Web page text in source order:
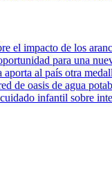
el impacto de los
para una
al país otra
de oasis de agua
infantil sobre